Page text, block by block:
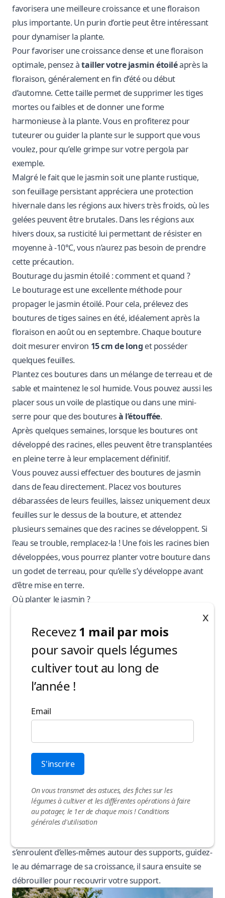
favorisera une meilleure croissance et une floraison
plus importante. Un purin d’ortie peut être intéressant
pour dynamiser la plante.
Pour favoriser une croissance dense et une floraison
optimale, pensez àtailler votre jasmin étoiléaprès la
floraison, généralement en fin d’été ou début
d’automne. Cette taille permet de supprimer les tiges
mortes ou faibles et de donner une forme
harmonieuse à la plante. Vous en profiterez pour
tuteurer ou guider la plante sur le support que vous
voulez, pour qu’elle grimpe sur votre pergola par
exemple.
Malgré le fait que le jasmin soit une plante rustique,
son feuillage persistant appréciera une protection
hivernale dans les régions aux hivers très froids, où les
gelées peuvent être brutales. Dans les régions aux
hivers doux, sa rusticité lui permettant de résister en
moyenne à -10°C, vous n’aurez pas besoin de prendre
cette précaution.
Bouturage du jasmin étoilé : comment et quand ?
Le bouturage est une excellente méthode pour
propager le jasmin étoilé. Pour cela, prélevez des
boutures de tiges saines en été, idéalement après la
floraison en août ou en septembre. Chaque bouture
doit mesurer environ 15 cm de long et posséder
quelques feuilles.
Plantez ces boutures dans un mélange de terreau et de
sable et maintenez le sol humide. Vous pouvez aussi les
placer sous un voile de plastique ou dans une mini-
serre pour que des bouturesà l’étouffée.
Après quelques semaines, lorsque les boutures ont
développé des racines, elles peuvent être transplantées
en pleine terre à leur emplacement définitif.
Vous pouvez aussi effectuer des boutures de jasmin
dans de l’eau directement. Placez vos boutures
débarassées de leurs feuilles, laissez uniquement deux
feuilles sur le dessus de la bouture, et attendez
plusieurs semaines que des racines se développent. Si
l’eau se trouble, remplacez-la ! Une fois les racines bien
développées, vous pourrez planter votre bouture dans
un godet de terreau, pour qu’elle s’y développe avant
d’être mise en terre.
Où planter le jasmin ?
L’emplacement est crucial pour la santé et la croissance
du faux jasmin. Il aime le soleil, mais le plein soleil n’est
pas obligatoire. Un endroit où il reçoit
matinmais est protégé de la chaleur de l’après-midi
pourra faire l’affaire.
Le sol doit être bien drainé, riche et légèrement acide à
maintenir la terre humide, et à enrichir la terre de votre
jasmin ait toujours les nutriments nécessaires à son
développement.
Choisissez-lui de préférence un endroit protégé du
Votre emplacement devra permettre au jasmin de
grimper, le long d’une clôture ou d’une pergola, où à un
endroit où vous pourrez implanter un support pour
s’enroulent d’elles-mêmes autour des supports, guidez-
le au démarrage de sa croissance, il saura ensuite se
débrouiller pour recouvrir votre support.
x
Recevez1 mail par mois
pour savoir quels légumes
cultiver tout au long de
l’année !
Email
On vous transmet des astuces, des fiches sur les
légumes à cultiver et les différentes opérations à faire
au potager, le 1er de chaque mois ! Conditions
générales d'utilisation